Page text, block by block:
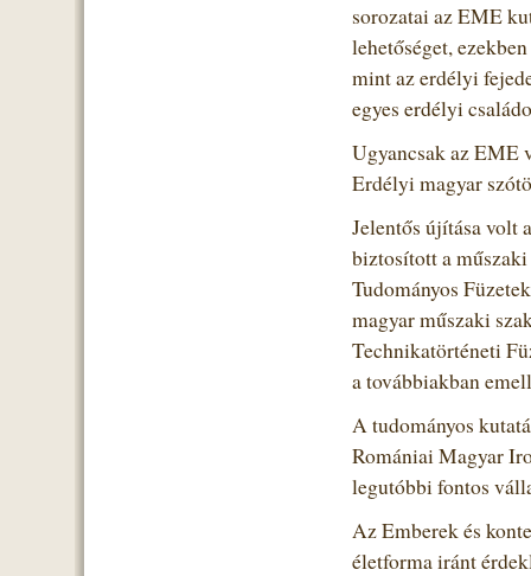
sorozatai az EME
lehetőséget,
mint az erdélyi
egyes erdélyi
Ugyancsak az EME
Erdélyi magyar
Jelentős újítása volt
biztosított a
Tudományos
magyar műszaki
Technikatörténeti
a továbbiakban
A tudományos
Romániai Magyar
legutóbbi fontos
Az Emberek és
életforma iránt